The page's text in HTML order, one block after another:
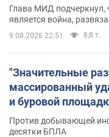
Глава МИД подчеркнул,
является война,
9.08.2026 22:51 8,8 т.
"Значительные
массированный
и буровой
Против добывающей
десятки БПЛА